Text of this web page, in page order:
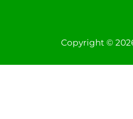
Copyright ©